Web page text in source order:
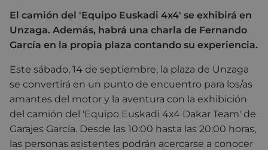
El camión del 'Equipo Euskadi 4x4' se exhibirá en
Unzaga. Además, habrá una charla de Fernando
García en la propia plaza contando su experiencia.
Este sábado, 14 de septiembre, la plaza de Unzaga
se convertirá en un punto de encuentro para los/as
amantes del motor y la aventura con la exhibición
del camión del 'Equipo Euskadi 4x4 Dakar Team' de
Garajes García. Desde las 10:00 hasta las 20:00 horas,
las personas asistentes podrán acercarse a conocer